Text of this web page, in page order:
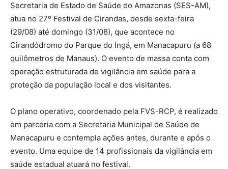
Secretaria de Estado de Saúde do Amazonas (SES-AM),
atua no 27º Festival de Cirandas, desde sexta-feira
(29/08) até domingo (31/08), que acontece no
Cirandódromo do Parque do Ingá, em Manacapuru (a 68
quilômetros de Manaus). O evento de massa conta com
operação estruturada de vigilância em saúde para a
proteção da população local e dos visitantes.
O plano operativo, coordenado pela FVS-RCP, é realizado
em parceria com a Secretaria Municipal de Saúde de
Manacapuru e contempla ações antes, durante e após o
evento. Uma equipe de 14 profissionais da vigilância em
saúde estadual atuará no festival.